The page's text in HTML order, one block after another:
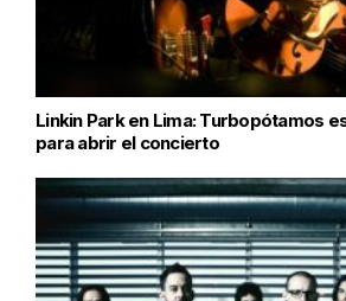
Linkin Park en Lima: Turbopótamos
para abrir el concierto